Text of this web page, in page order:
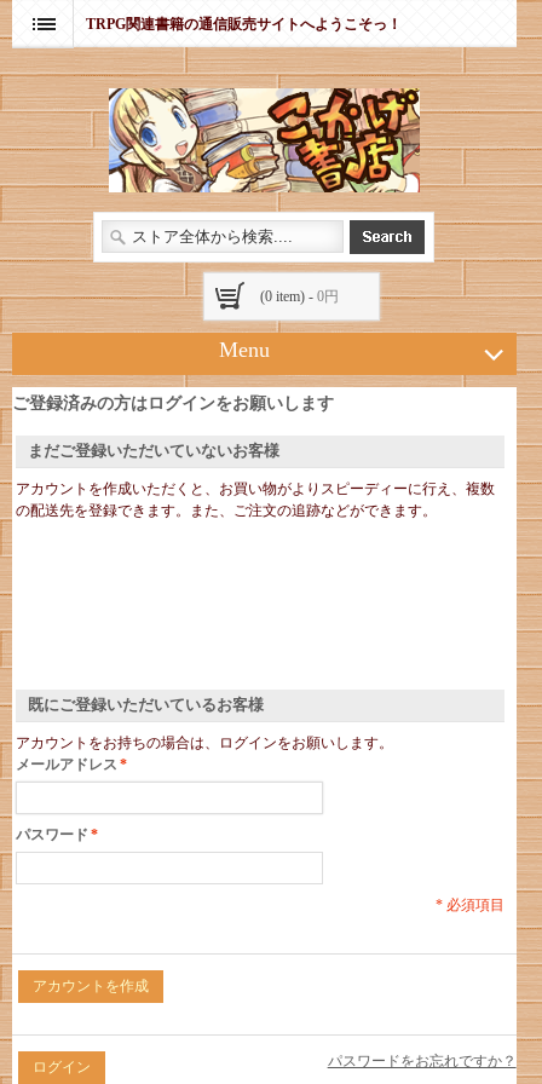
TRPG関連書籍の通信販売サイトへようこそっ！
(0 item) -0円
Menu
ご登録済みの方はログインをお願いします
まだご登録いただいていないお客様
アカウントを作成いただくと、お買い物がよりスピーディーに行え、複数
の配送先を登録できます。また、ご注文の追跡などができます。
既にご登録いただいているお客様
アカウントをお持ちの場合は、ログインをお願いします。
*
メールアドレス
*
パスワード
* 必須項目
アカウントを作成
パスワードをお忘れですか？
ログイン